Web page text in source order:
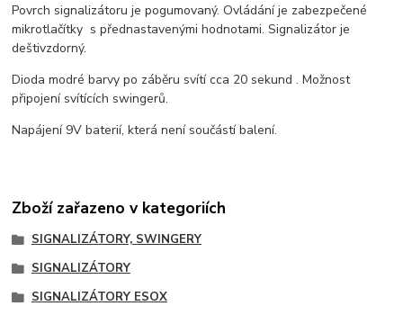
Povrch signalizátoru je pogumovaný. Ovládání je zabezpečené
mikrotlačítky s přednastavenými hodnotami. Signalizátor je
deštivzdorný.
Dioda modré barvy po záběru svítí cca 20 sekund . Možnost
připojení svítících swingerů.
Napájení 9V baterií, která není součástí balení.
Zboží zařazeno v kategoriích
SIGNALIZÁTORY, SWINGERY
SIGNALIZÁTORY
SIGNALIZÁTORY ESOX